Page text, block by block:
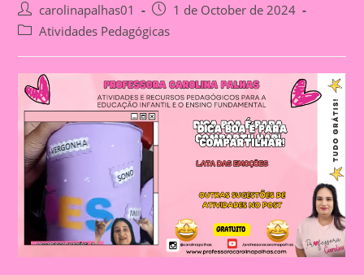
Post
author:
carolinapalhas01
Post
published:
1 de October de 2024
PostAtividades Pedagógicas